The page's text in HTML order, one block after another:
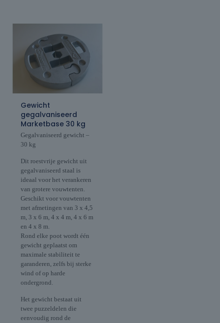
Gewicht
gegalvaniseerd
Marketbase 30 kg
Gegalvaniseerd gewicht –
30 kg
Dit roestvrije gewicht uit
gegalvaniseerd staal is
ideaal voor het verankeren
van grotere vouwtenten.
Geschikt voor vouwtenten
met afmetingen van 3 x 4,5
m, 3 x 6 m, 4 x 4 m, 4 x 6 m
en 4 x 8 m.
Rond elke poot wordt één
gewicht geplaatst om
maximale stabiliteit te
garanderen, zelfs bij sterke
wind of op harde
ondergrond.
Het gewicht bestaat uit
twee puzzeldelen die
eenvoudig rond de